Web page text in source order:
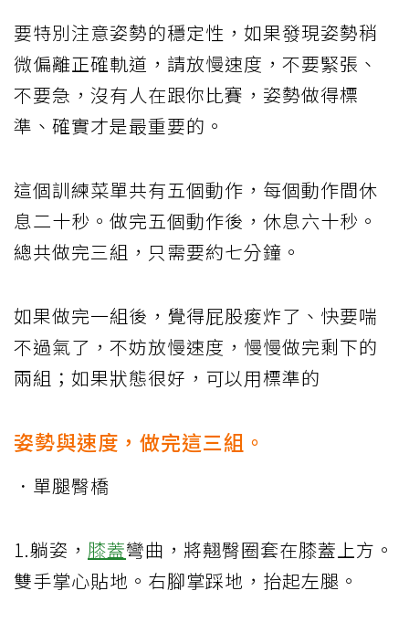
要特別注意姿勢的穩定性，如果發現姿勢稍
微偏離正確軌道，請放慢速度，不要緊張、
不要急，沒有人在跟你比賽，姿勢做得標
準、確實才是最重要的。
這個訓練菜單共有五個動作，每個動作間休
息二十秒。做完五個動作後，休息六十秒。
總共做完三組，只需要約七分鐘。
如果做完一組後，覺得屁股痠炸了、快要喘
不過氣了，不妨放慢速度，慢慢做完剩下的
兩組；如果狀態很好，可以用標準的
姿勢與速度，做完這三組。
．單腿臀橋
1.躺姿， 膝蓋彎曲，將翹臀圈套在膝蓋上方。
雙手掌心貼地。右腳掌踩地，抬起左腿。